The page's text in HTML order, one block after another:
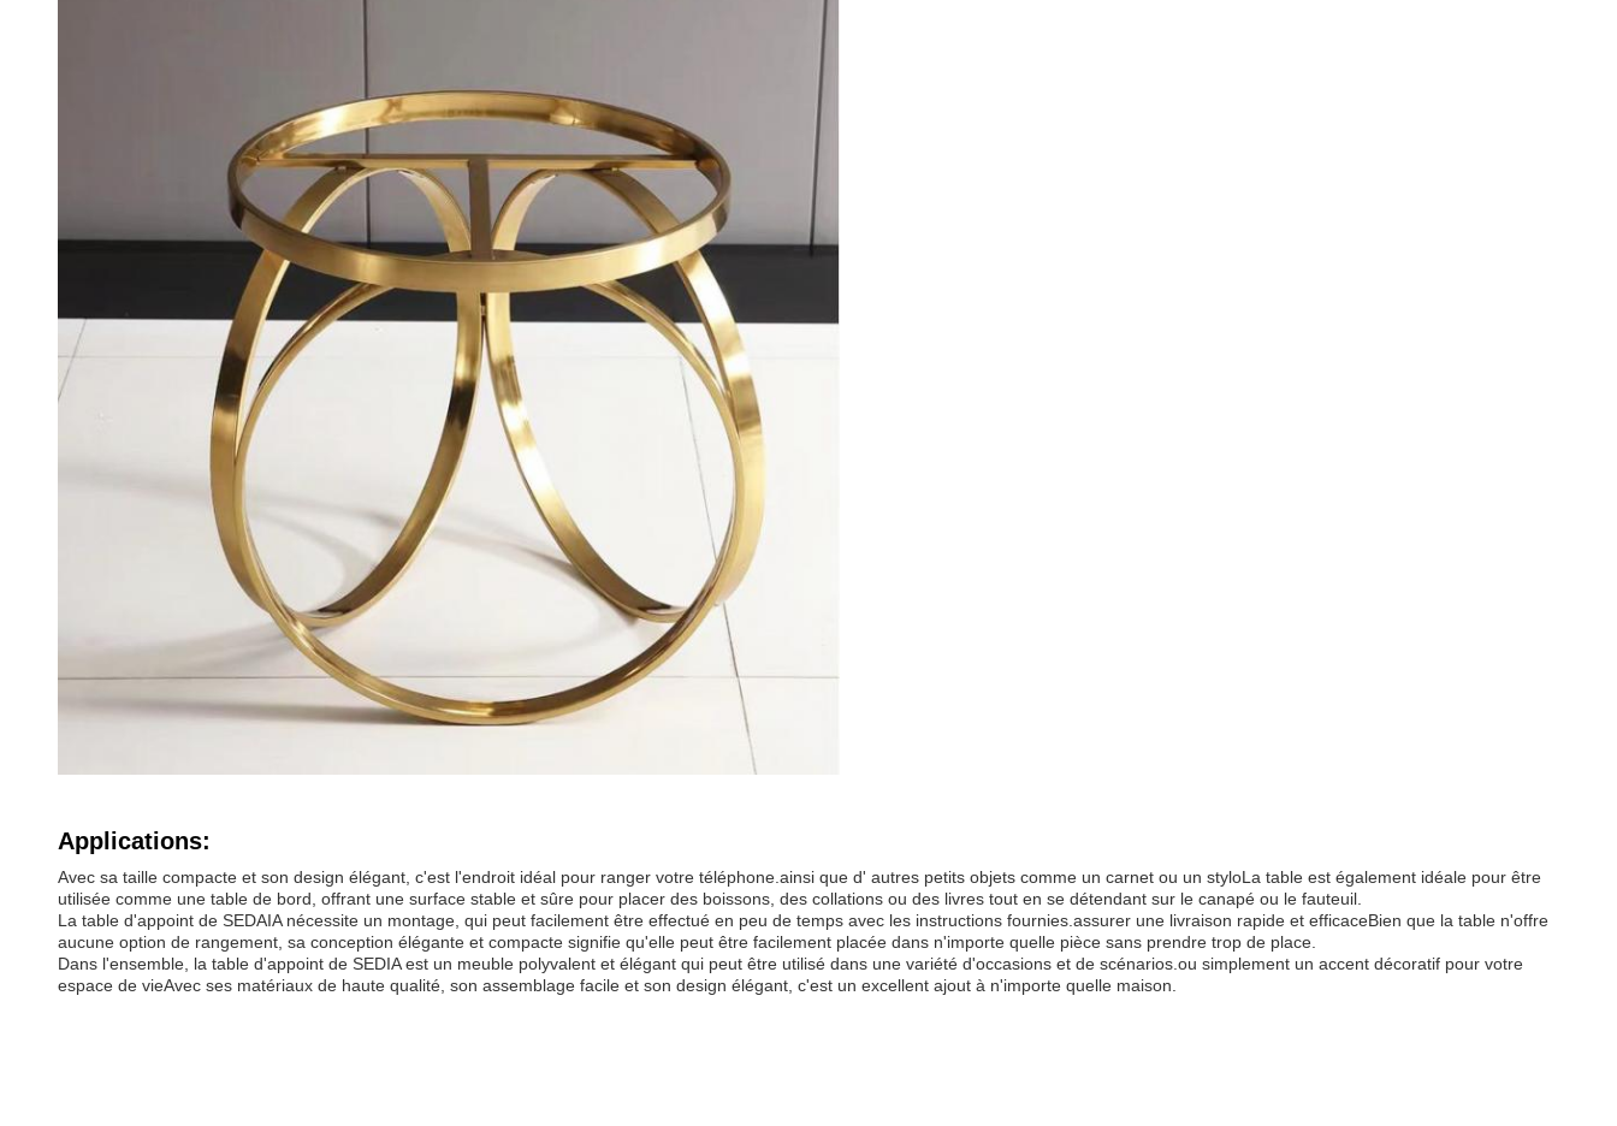
Applications:
Avec sa taille compacte et son design élégant, c'est l'endroit idéal pour ranger votre téléphone.ainsi que d' autres petits objets comme un carnet ou un styloLa table est également idéale pour être
utilisée comme une table de bord, offrant une surface stable et sûre pour placer des boissons, des collations ou des livres tout en se détendant sur le canapé ou le fauteuil.
La table d'appoint de SEDAIA nécessite un montage, qui peut facilement être effectué en peu de temps avec les instructions fournies.assurer une livraison rapide et efficaceBien que la table n'offre
aucune option de rangement, sa conception élégante et compacte signifie qu'elle peut être facilement placée dans n'importe quelle pièce sans prendre trop de place.
Dans l'ensemble, la table d'appoint de SEDIA est un meuble polyvalent et élégant qui peut être utilisé dans une variété d'occasions et de scénarios.ou simplement un accent décoratif pour votre
espace de vieAvec ses matériaux de haute qualité, son assemblage facile et son design élégant, c'est un excellent ajout à n'importe quelle maison.